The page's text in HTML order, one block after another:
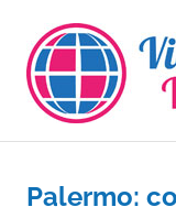
contenuto
Palermo: